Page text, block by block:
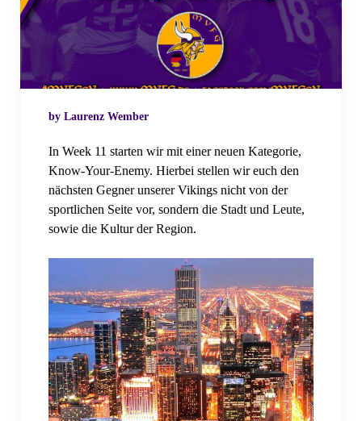
Jahreshauptversammlung
Jahreshauptversammlung 2024
Mitgliedsantrag: Einzelmitgliedschaft
Mitgliedsantrag: Familienmitgliedschaft
Mitgliedschaft: Erweiterung
Mitgliedschaft: Datenänderung
MVFGeV Merch
Merch (Eigenproduktion)
SKOL Shop 4 you
TAASS.com
by Laurenz Wember
In Week 11 starten wir mit einer neuen Kategorie,
Know-Your-Enemy. Hierbei stellen wir euch den
nächsten Gegner unserer Vikings nicht von der
sportlichen Seite vor, sondern die Stadt und Leute,
sowie die Kultur der Region.